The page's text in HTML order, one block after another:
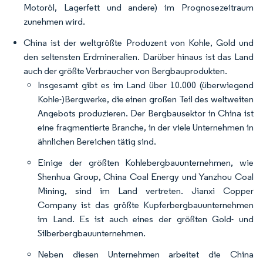
Motoröl, Lagerfett und andere) im Prognosezeitraum
zunehmen wird.
China ist der weltgrößte Produzent von Kohle, Gold und
den seltensten Erdmineralien. Darüber hinaus ist das Land
auch der größte Verbraucher von Bergbauprodukten.
Insgesamt gibt es im Land über 10.000 (überwiegend
Kohle-)Bergwerke, die einen großen Teil des weltweiten
Angebots produzieren. Der Bergbausektor in China ist
eine fragmentierte Branche, in der viele Unternehmen in
ähnlichen Bereichen tätig sind.
Einige der größten Kohlebergbauunternehmen, wie
Shenhua Group, China Coal Energy und Yanzhou Coal
Mining, sind im Land vertreten. Jianxi Copper
Company ist das größte Kupferbergbauunternehmen
im Land. Es ist auch eines der größten Gold- und
Silberbergbauunternehmen.
Neben diesen Unternehmen arbeitet die China